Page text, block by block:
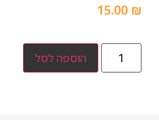
15.00 ₪
הוספה לסל